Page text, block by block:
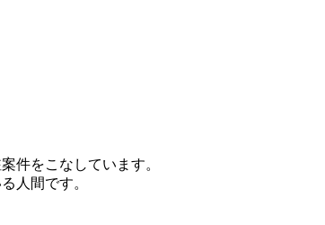
件をこなしています。
人間です。